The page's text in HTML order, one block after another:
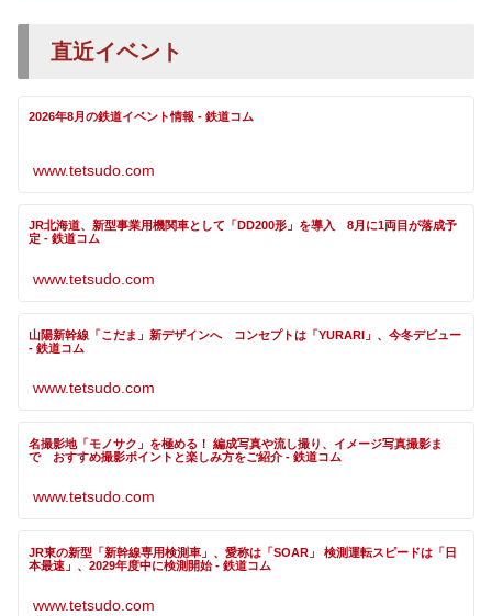
直近イベント
2026年8月の鉄道イベント情報 - 鉄道コム
www.tetsudo.com
JR北海道、新型事業用機関車として「DD200形」を導入 8月に1両目が落成予
定 - 鉄道コム
www.tetsudo.com
山陽新幹線「こだま」新デザインへ コンセプトは「YURARI」、今冬デビュー
- 鉄道コム
www.tetsudo.com
名撮影地「モノサク」を極める！ 編成写真や流し撮り、イメージ写真撮影ま
で おすすめ撮影ポイントと楽しみ方をご紹介 - 鉄道コム
www.tetsudo.com
JR東の新型「新幹線専用検測車」、愛称は「SOAR」 検測運転スピードは「日
本最速」、2029年度中に検測開始 - 鉄道コム
www.tetsudo.com